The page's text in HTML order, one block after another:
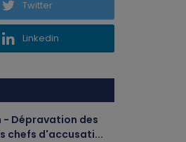
Twitter
Linkedin
- Dépravation des
chefs d'accusati...